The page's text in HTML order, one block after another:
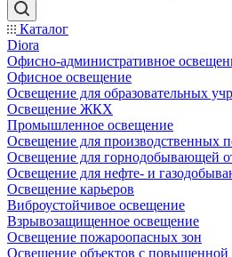
Каталог
Diora
Офисно-административное
Офисное освещение
Освещение для образовательных
Освещение ЖКХ
Промышленное освещение
Освещение для производственных
Освещение для горнодобывающей
Освещение для нефте- и
Освещение карьеров
Виброустойчивое освещение
Взрывозащищенное освещение
Освещение пожароопасных зон
Освещение объектов с повышенной